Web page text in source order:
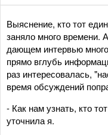
Выяснение, кто тот
заняло много времени.
дающем интервью
прямо вглубь
раз интересовалась,
время обсуждений
- Как нам узнать, кто
уточнила я.